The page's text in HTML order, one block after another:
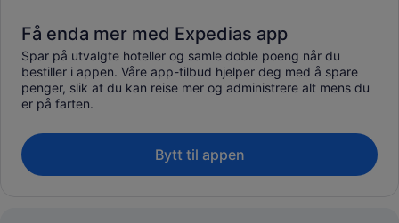
Få enda mer med Expedias app
Spar på utvalgte hoteller og samle doble poeng når du
bestiller i appen. Våre app-tilbud hjelper deg med å spare
penger, slik at du kan reise mer og administrere alt mens du
er på farten.
Bytt til appen